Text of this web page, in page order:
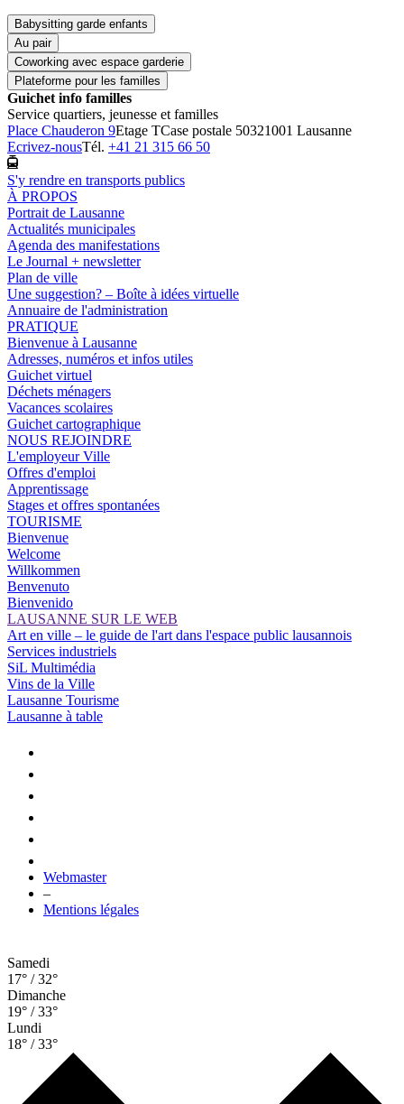
Babysitting garde enfants
Au pair
Coworking avec espace garderie
Plateforme pour les familles
Guichet info familles
Service quartiers, jeunesse et familles
Place Chauderon 9Etage TCase postale 50321001 Lausanne
Ecrivez-nousTél. +41 21 315 66 50
S'y rendre en transports publics
À PROPOS
Portrait de Lausanne
Actualités municipales
Agenda des manifestations
Le Journal + newsletter
Plan de ville
Une suggestion? – Boîte à idées virtuelle
Annuaire de l'administration
PRATIQUE
Bienvenue à Lausanne
Adresses, numéros et infos utiles
Guichet virtuel
Déchets ménagers
Vacances scolaires
Guichet cartographique
NOUS REJOINDRE
L'employeur Ville
Offres d'emploi
Apprentissage
Stages et offres spontanées
TOURISME
Bienvenue
Welcome
Willkommen
Benvenuto
Bienvenido
LAUSANNE SUR LE WEB
Art en ville – le guide de l'art dans l'espace public lausannois
Services industriels
SiL Multimédia
Vins de la Ville
Lausanne Tourisme
Lausanne à table
Webmaster
–
Mentions légales
Samedi
17° / 32°
Dimanche
19° / 33°
Lundi
18° / 33°